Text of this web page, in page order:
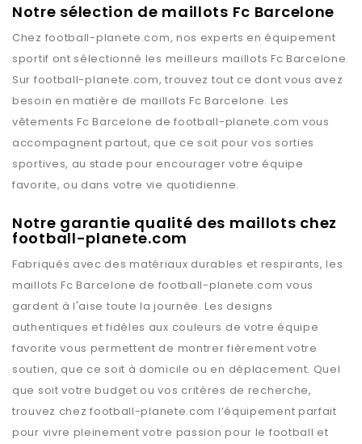
Notre sélection de maillots Fc Barcelone
Chez football-planete.com, nos experts en équipement
sportif ont sélectionné les meilleurs maillots Fc Barcelone.
Sur football-planete.com, trouvez tout ce dont vous avez
besoin en matière de maillots Fc Barcelone. Les
vêtements Fc Barcelone defootball-planete.com vous
accompagnent partout, que ce soit pour vos sorties
sportives, au stade pour encourager votre équipe
favorite, ou dans votre vie quotidienne.
Notre garantie qualité des maillots chez
football-planete.com
Fabriqués avec des matériaux durables et respirants, les
maillotsFc Barcelone de football-planete.com vous
gardent à l'aise toute la journée. Les designs
authentiques et fidèles aux couleurs de votre équipe
favorite vous permettent de montrer fièrement votre
soutien, que ce soit à domicile ou en déplacement. Quel
que soit votre budget ou vos critères de recherche,
trouvez chezfootball-planete.com l’équipement parfait
pour vivre pleinement votre passion pour le football et